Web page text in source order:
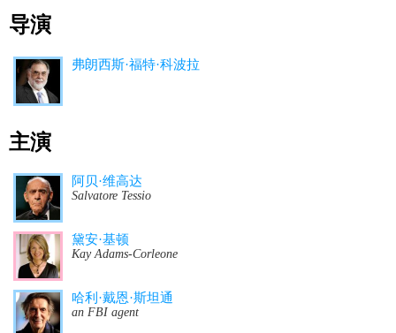
导演
弗朗西斯·福特·科波拉
主演
阿贝·维高达
Salvatore Tessio
黛安·基顿
Kay Adams-Corleone
哈利·戴恩·斯坦通
an FBI agent